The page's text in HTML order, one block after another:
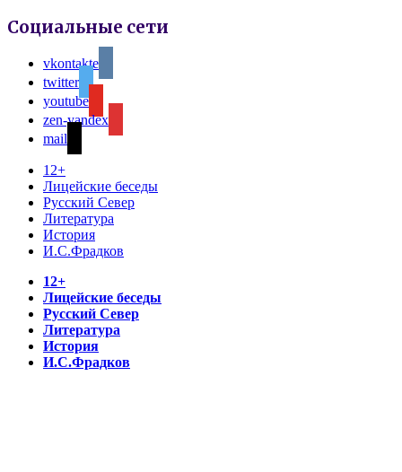
Социальные сети
vkontakte
twitter
youtube
zen-yandex
mail
12+
Лицейские беседы
Русский Север
Литература
История
И.С.Фрадков
12+
Лицейские беседы
Русский Север
Литература
История
И.С.Фрадков